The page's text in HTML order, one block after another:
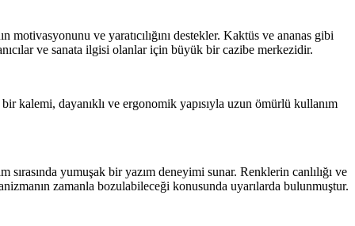
ve yaratıcılığını destekler. Kaktüs ve ananas gibi
ve sanata ilgisi olanlar için büyük bir cazibe merkezidir.
kalemi, dayanıklı ve ergonomik yapısıyla uzun ömürlü kullanım
yumuşak bir yazım deneyimi sunar. Renklerin canlılığı ve
zamanla bozulabileceği konusunda uyarılarda bulunmuştur.